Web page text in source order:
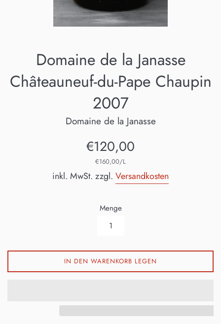
Domaine de la Janasse
Châteauneuf-du-Pape Chaupin
2007
Domaine de la Janasse
Normaler
Preis
€120,00
€160,00/L
inkl. MwSt. zzgl. Versandkosten
Menge
IN DEN WARENKORB LEGEN